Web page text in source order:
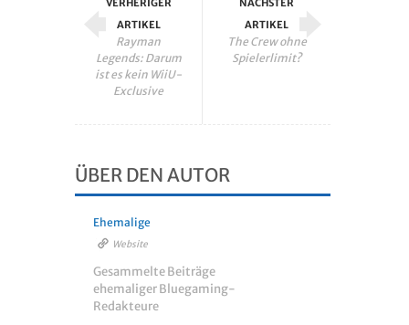
VERHERIGER
ARTIKEL
Rayman
Legends: Darum
ist es kein WiiU-
Exclusive
NÄCHSTER
ARTIKEL
The Crew ohne
Spielerlimit?
ÜBER DEN AUTOR
Ehemalige
Website
Gesammelte Beiträge
ehemaliger Bluegaming-
Redakteure